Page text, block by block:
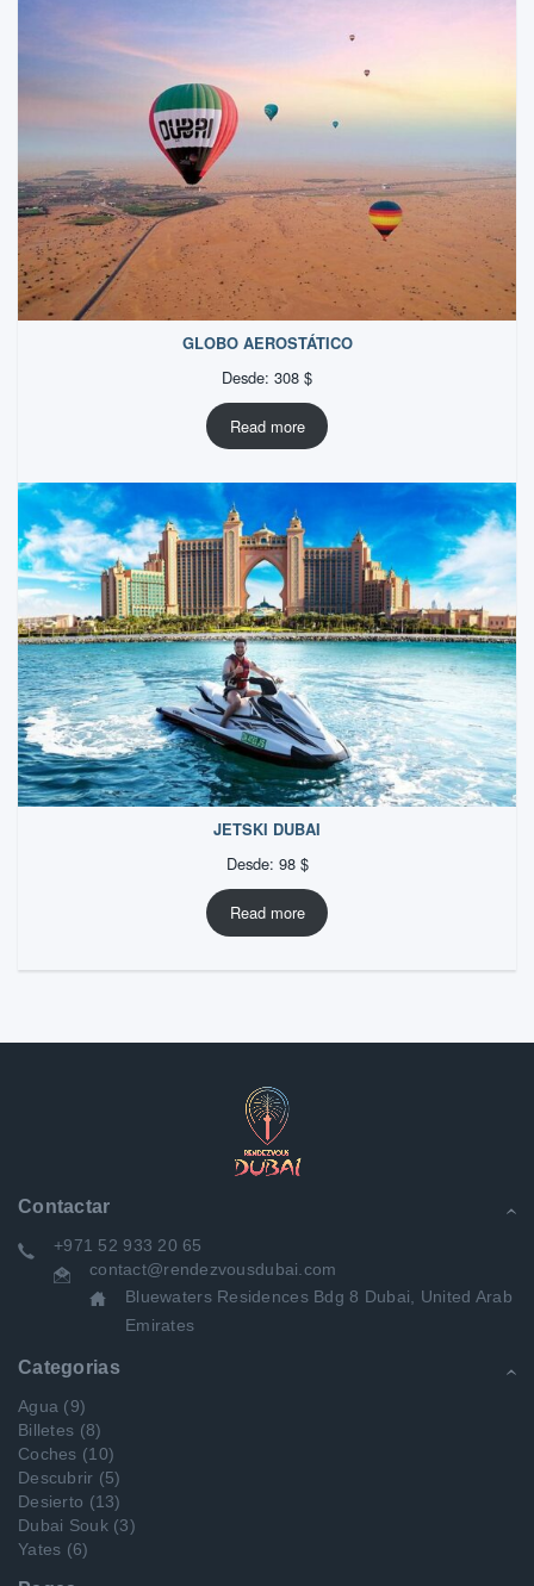
GLOBO AEROSTÁTICO
Desde: 308 $
Read more
JETSKI DUBAI
Desde: 98 $
Read more
Contactar
+971 52 933 20 65
contact@rendezvousdubai.com
Bluewaters Residences Bdg 8 Dubai, United Arab
Emirates
Categorias
Agua (9)
Billetes (8)
Coches (10)
Descubrir (5)
Desierto (13)
Dubai Souk (3)
Yates (6)